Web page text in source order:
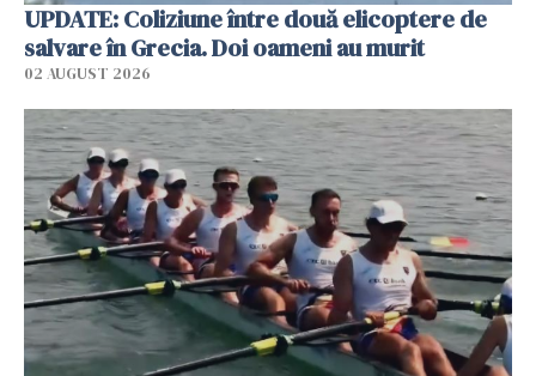
UPDATE: Coliziune între două elicoptere de
salvare în Grecia. Doi oameni au murit
02 AUGUST 2026